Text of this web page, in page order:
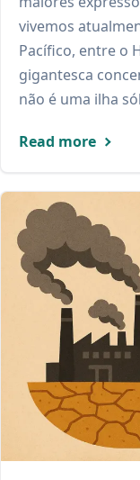
vivemos
Pacífico, entre o
gigantesca
não é uma ilha
Read more